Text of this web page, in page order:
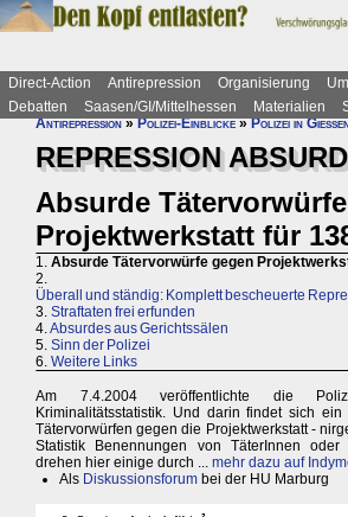
Direct-Action Antirepression Organisierung
Debatten
Saasen/GI/Mittelhessen Materialien
Antirepression»Polizei-Einblicke»Polizei in
REPRESSION ABSURD
Absurde
Projektwerkstatt für
1. Absurde Tätervorwürfe gegen
2.
Überall und ständig: Komplett bescheuerte
3. Straftaten frei erfunden
4.Absurdes aus Gerichtssälen
5. Sinn der Polizei
6. Weitere Links
Am 7.4.2004 veröffentlichte die
Kriminalitätsstatistik. Und darin findet sich
Tätervorwürfen gegen die Projektwerkstatt -
Statistik Benennungen von TäterInnen oder
drehen hier einige durch ... mehr dazu auf
Als Diskussionsforum bei der HU Marburg